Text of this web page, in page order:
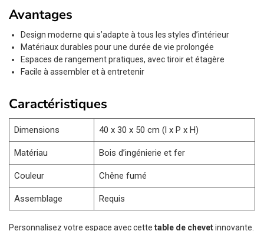
Avantages
Design moderne qui s’adapte à tous les styles d’intérieur
Matériaux durables pour une durée de vie prolongée
Espaces de rangement pratiques, avec tiroir et étagère
Facile à assembler et à entretenir
Caractéristiques
Dimensions 40 x 30 x 50 cm (l x P x H)
Matériau Bois d’ingénierie et fer
Couleur Chêne fumé
Assemblage Requis
Personnalisez votre espace avec cette table de chevetinnovante.